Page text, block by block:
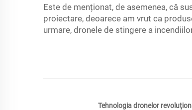
Este de menționat, de asemenea, că
proiectare, deoarece am vrut ca
urmare, dronele de stingere a
Tehnologia dronelor